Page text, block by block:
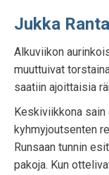
Jukka Ranta
Alkuviikon
muuttuivat
saatiin ajoittaisia
Keskiviikkona
kyhmyjoutsenten
Runsaan tunnin
pakoja. Kun